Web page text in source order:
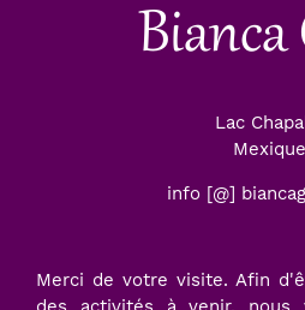
Bianca
Lac
Mexique
info [@]
Merci de votre visite. Afin